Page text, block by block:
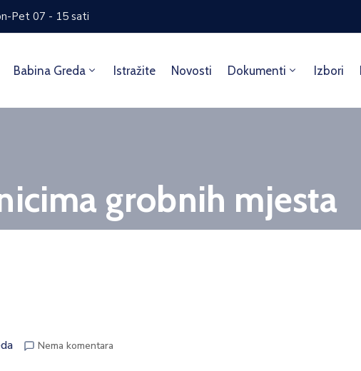
Pet 07 - 15 sati
Babina Greda Istražite Novosti Dokumenti Izbori
grobnih mjesta
Nema komentara